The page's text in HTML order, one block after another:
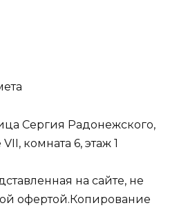
Сергия Радонежского,
комната 6, этаж 1
на сайте, не
офертой.Копирование